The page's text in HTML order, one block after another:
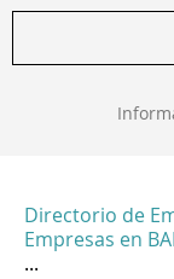
Directorio de
Empresas en
...